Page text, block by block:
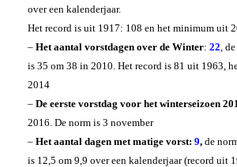
over een kalenderjaar.
Het record is uit 1917: 108 en het minimum uit
– Het aantal vorstdagen over de Winter: 22,
is 35 om 38 in 2010. Het record is 81 uit 1963,
2014
– De eerste vorstdag voor het winterseizoen
2016. De norm is 3 november
– Het aantal dagen met matige vorst: 9, de
is 12,5 om 9,9 over een kalenderjaar (record uit